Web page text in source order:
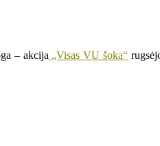
– akcija „Visas VU šoka“